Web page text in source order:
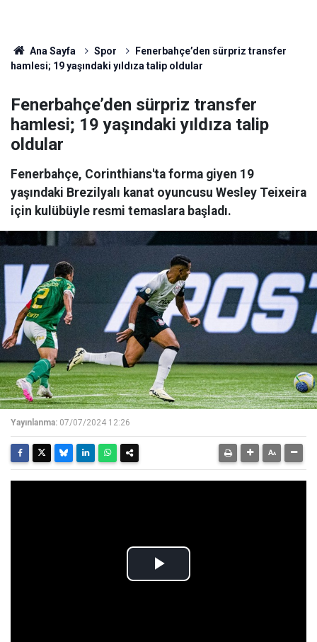
Ana Sayfa Spor
Fenerbahçe’den sürpriz transfer
hamlesi; 19 yaşındaki yıldıza talip oldular
Fenerbahçe’den sürpriz transfer
hamlesi; 19 yaşındaki yıldıza talip
oldular
Fenerbahçe, Corinthians'ta forma giyen 19
yaşındaki Brezilyalı kanat oyuncusu Wesley Teixeira
için kulübüyle resmi temaslara başladı.
Yayınlanma: 07/07/2024 12:26